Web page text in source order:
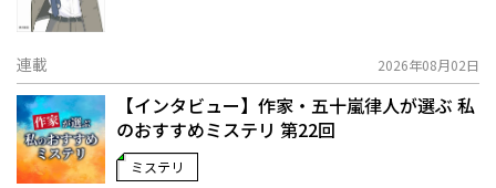
連載 2026年08月02日
【インタビュー】作家・五十嵐律人が選ぶ 私
のおすすめミステリ 第22回
ミステリ